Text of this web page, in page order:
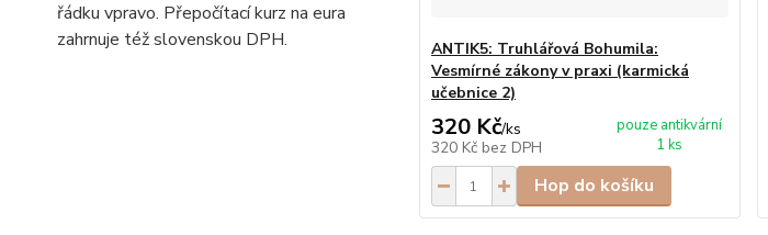
řádku vpravo. Přepočítací kurz na eura
zahrnuje též slovenskou DPH.
ANTIK5: Truhlářová Bohumila:
Vesmírné zákony v praxi (karmická
učebnice 2)
320 Kč/ks
320 Kč bez DPH
pouze antikvární
1 ks
Hop do košíku